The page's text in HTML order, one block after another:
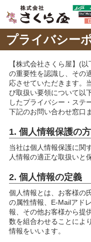
プライバシー
【株式会社さくら屋】(
の重要性を認識し、その
応させていただきます。
び取扱い要領について以
したプライバシー・ステ
下記のお問い合わせ窓口
1. 個人情報保護の
当社は個人情報保護に関
人情報の適正な取扱いと
2. 個人情報の定義
個人情報とは、お客様の
の属性情報、E-Mailアド
報、その他お客様から提
数を組合わせることによ
情報をいいます。